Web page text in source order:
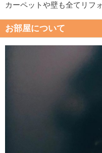
カーペットや壁も全てリフ
お部屋について